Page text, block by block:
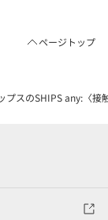
ページトップ
プスのSHIPS any:〈接